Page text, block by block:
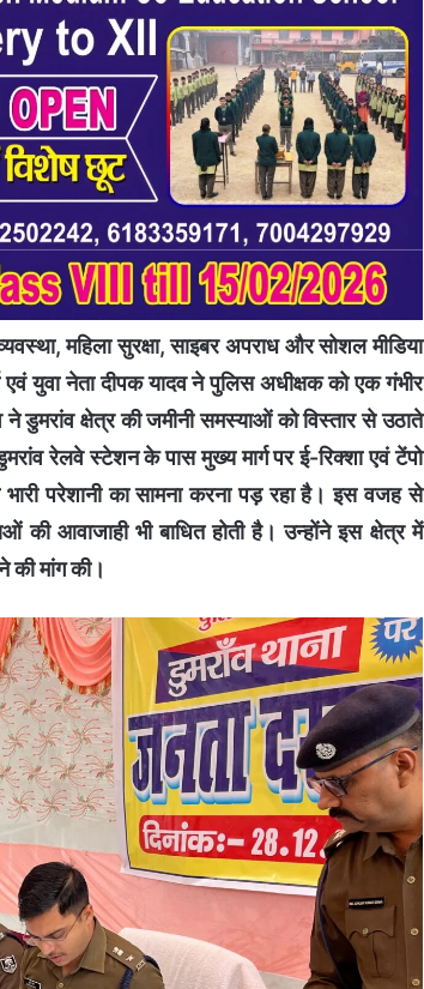
महिला सुरक्षा, साइबर अपराध और सोशल मीडिया
युवा नेता दीपक यादव ने पुलिस अधीक्षक को एक गंभीर
डुमरांव क्षेत्र की जमीनी समस्याओं को विस्तार से उठाते
रेलवे स्टेशन के पास मुख्य मार्ग पर ई-रिक्शा एवं टेंपो
परेशानी का सामना करना पड़ रहा है। इस वजह से
आवाजाही भी बाधित होती है। उन्होंने इस क्षेत्र में
की मांग की।